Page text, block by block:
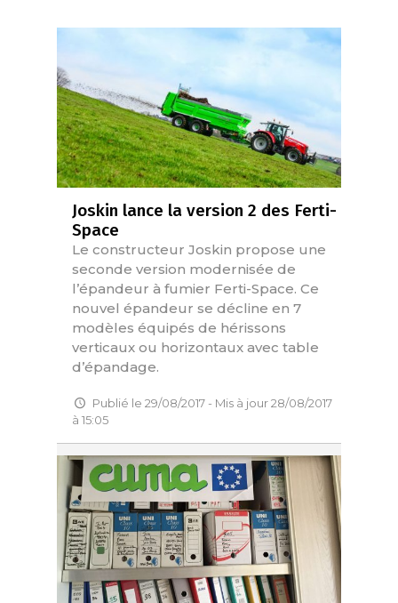
Joskin lance la version 2 des Ferti-
Space
Le constructeur Joskin propose une
seconde version modernisée de
l’épandeur à fumier Ferti-Space. Ce
nouvel épandeur se décline en 7
modèles équipés de hérissons
verticaux ou horizontaux avec table
d’épandage.
Publié le 29/08/2017 - Mis à jour 28/08/2017
à 15:05